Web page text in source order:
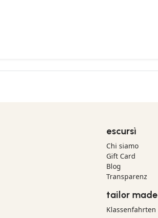
escursì
Chi siamo
Gift Card
Blog
Transparenz
tailor made
Klassenfahrten